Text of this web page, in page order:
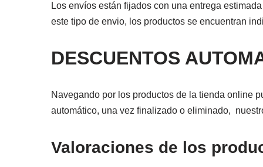
Los envíos están fijados con una entrega
este tipo de envio, los productos se encuentran
DESCUENTOS
Navegando por los productos de la tienda online
automático, una vez finalizado o eliminado,
Valoraciones de los